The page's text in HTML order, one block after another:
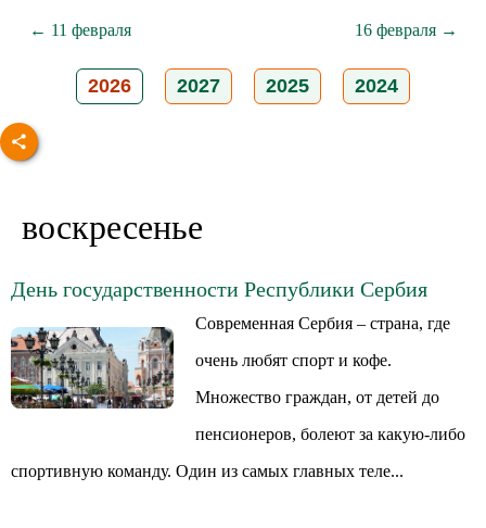
← 11 февраля 16 февраля →
2026 2027 2025 2024
воскресенье
День государственности Республики Сербия
Современная Сербия – страна, где
очень любят спорт и кофе.
Множество граждан, от детей до
пенсионеров, болеют за какую-либо
спортивную команду. Один из самых главных теле...